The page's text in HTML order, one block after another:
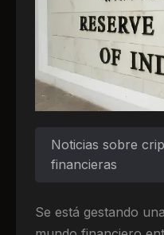
Noticias sobre
financieras
Se está gestando